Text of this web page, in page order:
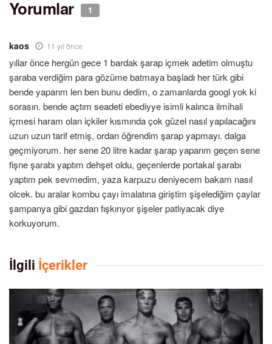
Yorumlar 1
kaos 11 yıl önce
yıllar önce hergün gece 1 bardak şarap içmek adetim olmuştu
şaraba verdiğim para gözüme batmaya başladı her türk gibi
bende yaparım len ben bunu dedim, o zamanlarda googl yok ki
sorasın. bende açtım seadeti ebediyye isimli kalınca ilmihali
içmesi haram olan içkiler kısmında çok güzel nasıl yapılacağını
uzun uzun tarif etmiş, ordan öğrendim şarap yapmayı. dalga
geçmiyorum. her sene 20 litre kadar şarap yaparım geçen sene
fişne şarabı yaptım dehşet oldu, geçenlerde portakal şarabı
yaptım pek sevmedim, yaza karpuzu deniyecem bakam nasıl
olcek. bu aralar kombu çayı imalatına giriştim şişelediğim çaylar
şampanya gibi gazdan fışkırıyor şişeler patlıyacak diye
korkuyorum.
İlgili İçerikler